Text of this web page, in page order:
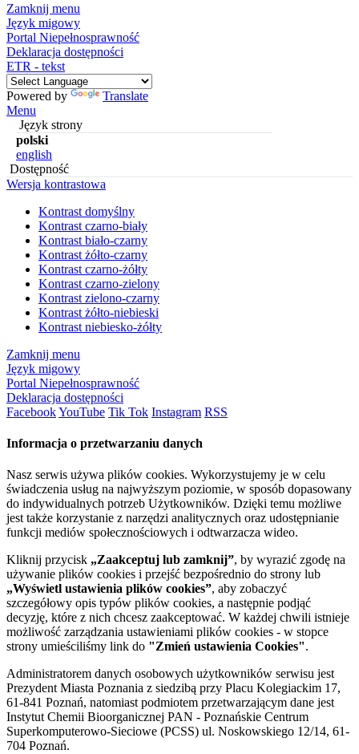
Zamknij menu
Język migowy
Portal Niepełnosprawność
Deklaracja dostępności
ETR - tekst
Powered by
Translate
Menu
Język strony
polski
english
Dostępność
Wersja kontrastowa
Kontrast domyślny
Kontrast czarno-biały
Kontrast biało-czarny
Kontrast żółto-czarny
Kontrast czarno-żółty
Kontrast czarno-zielony
Kontrast zielono-czarny
Kontrast żółto-niebieski
Kontrast niebiesko-żółty
Zamknij menu
Język migowy
Portal Niepełnosprawność
Deklaracja dostępności
FacebookYouTube Tik Tok Instagram RSS
Informacja o przetwarzaniu danych
Nasz serwis używa plików cookies. Wykorzystujemy je w celu
świadczenia usług na najwyższym poziomie, w sposób dopasowany
do indywidualnych potrzeb Użytkowników. Dzięki temu możliwe
jest także korzystanie z narzędzi analitycznych oraz udostępnianie
funkcji mediów społecznościowych i odtwarzacza wideo.
Kliknij przycisk „Zaakceptuj lub zamknij”, by wyrazić zgodę na
używanie plików cookies i przejść bezpośrednio do strony lub
„Wyświetl ustawienia plików cookies”, aby zobaczyć
szczegółowy opis typów plików cookies, a następnie podjąć
decyzję, które z nich chcesz zaakceptować. W każdej chwili istnieje
możliwość zarządzania ustawieniami plików cookies - w stopce
strony umieściliśmy link do "Zmień ustawienia Cookies".
Administratorem danych osobowych użytkowników serwisu jest
Prezydent Miasta Poznania z siedzibą przy Placu Kolegiackim 17,
61-841 Poznań, natomiast podmiotem przetwarzającym dane jest
Instytut Chemii Bioorganicznej PAN - Poznańskie Centrum
Superkomputerowo-Sieciowe (PCSS) ul. Noskowskiego 12/14, 61-
704 Poznań.